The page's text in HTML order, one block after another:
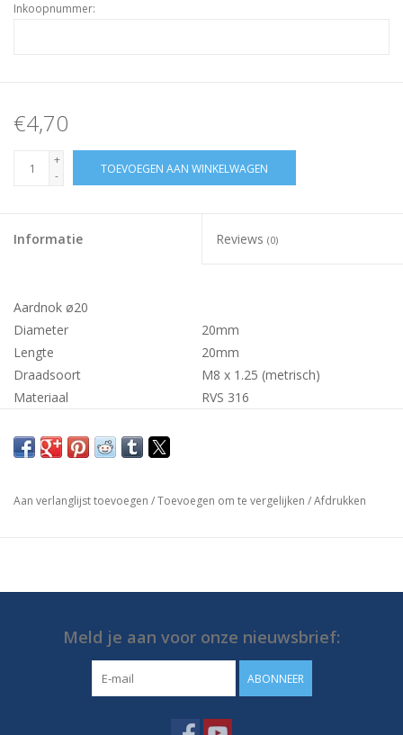
Inkoopnummer:
€4,70
+
-
TOEVOEGEN AAN WINKELWAGEN
Informatie Reviews (0)
Aardnok ø20
Diameter
20mm
Lengte
20mm
Draadsoort
M8 x 1.25 (metrisch)
Materiaal
RVS 316
Aan verlanglijst toevoegen /Toevoegen om te vergelijken /Afdrukken
Meld je aan voor onze nieuwsbrief:
ABONNEER